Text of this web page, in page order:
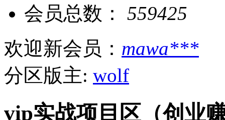
会员总数： 559425
欢迎新会员： mawa***
分区版主: wolf
vip实战项目区（创业